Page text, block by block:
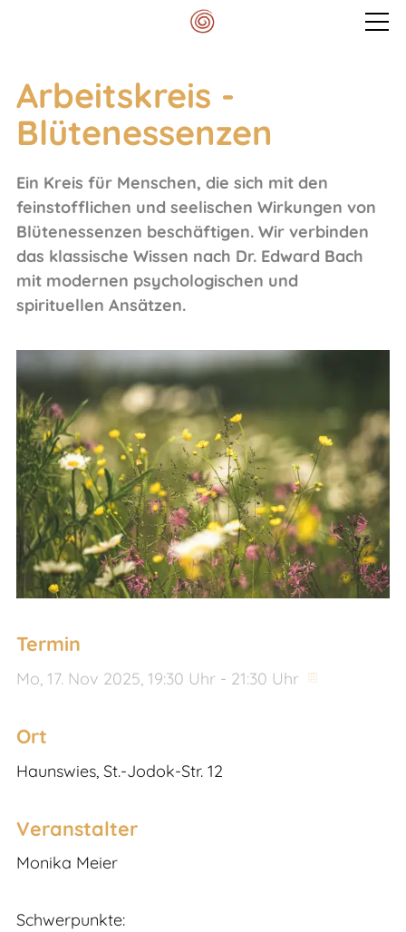
Veranstaltungen
Mein Spektrum
Blog
Meditationskissen
Arbeitskreis -
Blütenessenzen
Ein Kreis für Menschen, die sich mit den
feinstofflichen und seelischen Wirkungen von
Blütenessenzen beschäftigen. Wir verbinden
das klassische Wissen nach Dr. Edward Bach
mit modernen psychologischen und
spirituellen Ansätzen.
Termin
Mo, 17. Nov 2025, 19:30 Uhr - 21:30 Uhr
Ort
Haunswies, St.-Jodok-Str. 12
Veranstalter
Monika Meier
Schwerpunkte: